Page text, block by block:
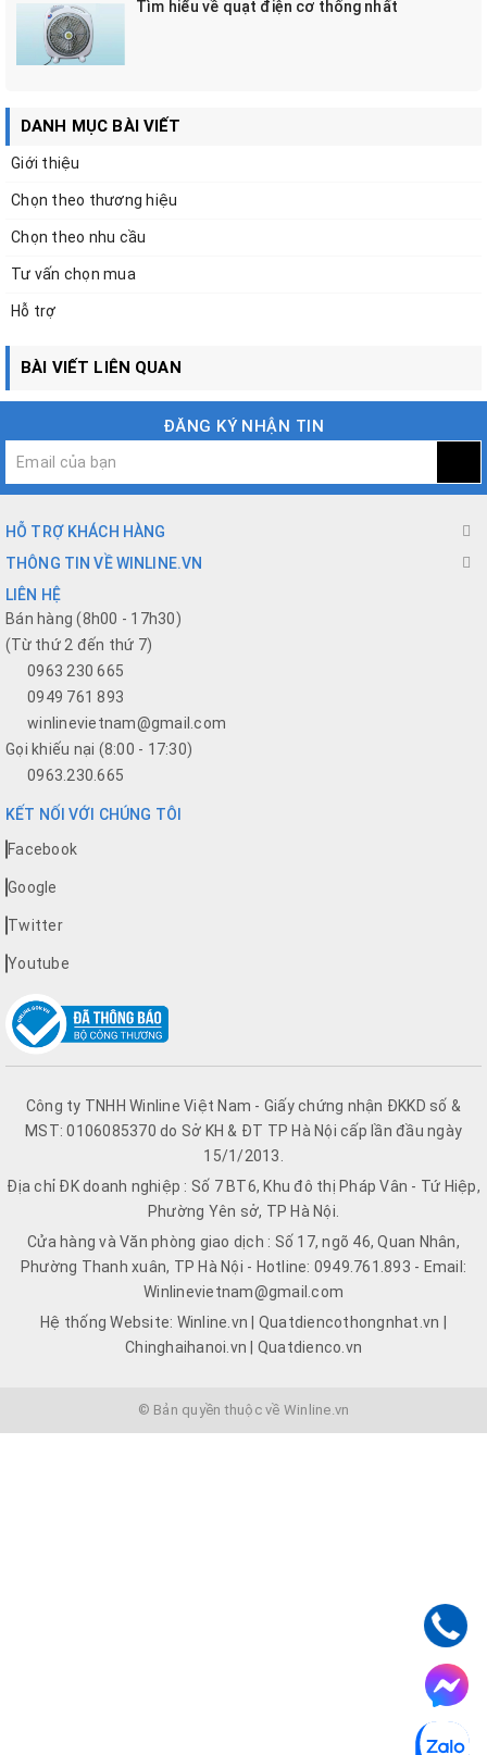
Tìm hiểu về quạt điện cơ thống nhất
DANH MỤC BÀI VIẾT
Giới thiệu
Chọn theo thương hiệu
Chọn theo nhu cầu
Tư vấn chọn mua
Hỗ trợ
BÀI VIẾT LIÊN QUAN
ĐĂNG KÝ NHẬN TIN
HỖ TRỢ KHÁCH HÀNG
THÔNG TIN VỀ WINLINE.VN
LIÊN HỆ
Bán hàng (8h00 - 17h30)
(Từ thứ 2 đến thứ 7)
0963 230 665
0949 761 893
winlinevietnam@gmail.com
Gọi khiếu nại (8:00 - 17:30)
0963.230.665
KẾT NỐI VỚI CHÚNG TÔI
Facebook
Google
Twitter
Youtube
Công ty TNHH Winline Việt Nam - Giấy chứng nhận ĐKKD số &
MST: 0106085370 do Sở KH & ĐT TP Hà Nội cấp lần đầu ngày
15/1/2013.
Địa chỉ ĐK doanh nghiệp : Số 7 BT6, Khu đô thị Pháp Vân - Tứ Hiệp,
Phường Yên sở, TP Hà Nội.
Cửa hàng và Văn phòng giao dịch : Số 17, ngõ 46, Quan Nhân,
Phường Thanh xuân, TP Hà Nội - Hotline: 0949.761.893 - Email:
Winlinevietnam@gmail.com
Hệ thống Website: Winline.vn | Quatdiencothongnhat.vn |
Chinghaihanoi.vn | Quatdienco.vn
© Bản quyền thuộc về Winline.vn